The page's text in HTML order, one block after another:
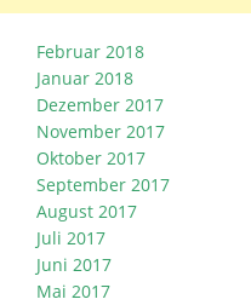
Februar 2018
Januar 2018
Dezember 2017
November 2017
Oktober 2017
September 2017
August 2017
Juli 2017
Juni 2017
Mai 2017